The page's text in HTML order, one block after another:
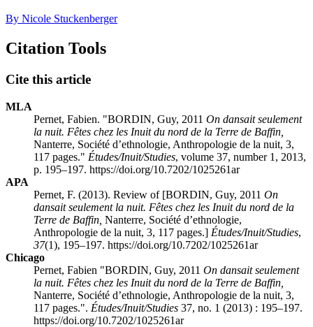
By Nicole Stuckenberger
Citation Tools
Cite this article
MLA
Pernet, Fabien. "BORDIN, Guy, 2011 On dansait seulement
la nuit. Fêtes chez les Inuit du nord de la Terre de Baffin,
Nanterre, Société d’ethnologie, Anthropologie de la nuit, 3,
117 pages." Études/Inuit/Studies, volume 37, number 1, 2013,
p. 195–197. https://doi.org/10.7202/1025261ar
APA
Pernet, F. (2013). Review of [BORDIN, Guy, 2011 On
dansait seulement la nuit. Fêtes chez les Inuit du nord de la
Terre de Baffin, Nanterre, Société d’ethnologie,
Anthropologie de la nuit, 3, 117 pages.] Études/Inuit/Studies,
37(1), 195–197. https://doi.org/10.7202/1025261ar
Chicago
Pernet, Fabien "BORDIN, Guy, 2011 On dansait seulement
la nuit. Fêtes chez les Inuit du nord de la Terre de Baffin,
Nanterre, Société d’ethnologie, Anthropologie de la nuit, 3,
117 pages.". Études/Inuit/Studies 37, no. 1 (2013) : 195–197.
https://doi.org/10.7202/1025261ar